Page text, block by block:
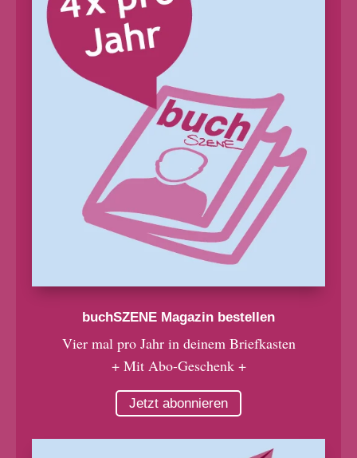
buchSZENE Magazin bestellen
Vier mal pro Jahr in deinem Briefkasten
+ Mit Abo-Geschenk +
Jetzt abonnieren